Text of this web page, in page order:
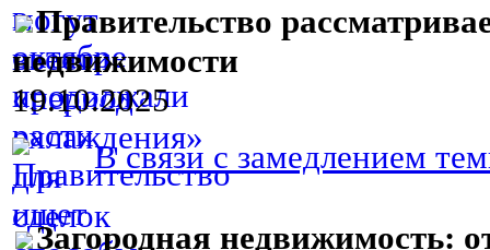
Правительство
недвижимости
19.10.2025
В связи с замедлением
Загородная недвижимость: